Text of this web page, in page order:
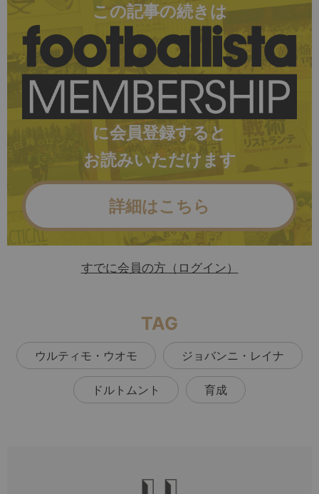
この記事の続きは
に会員登録すると
お読みいただけます
詳細はこちら
すでに会員の方（ログイン）
TAG
ウルティモ・ウオモ ジョバンニ・レイナ
ドルトムント 育成